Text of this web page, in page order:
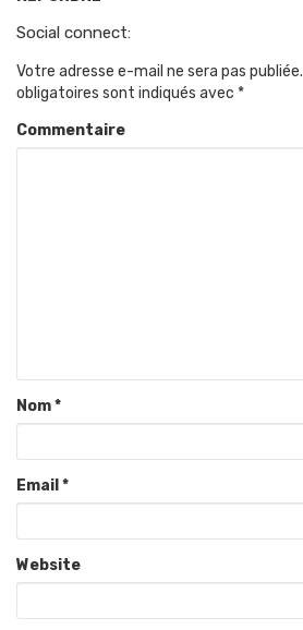
Social connect:
Votre adresse e-mail ne sera pas publiée.
obligatoires sont indiqués avec *
Commentaire
Nom*
Email *
Website